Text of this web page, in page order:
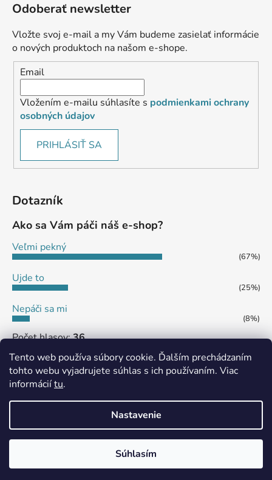
Tento web používa súbory cookie. Ďalším prechádzaním
tohto webu vyjadrujete súhlas s ich používaním. Viac
informáciítu.
Nastavenie
Súhlasím
Odoberať newsletter
Vložte svoj e-mail a my Vám budeme zasielať informácie
o nových produktoch na našom e-shope.
Email
Vložením e-mailu súhlasíte s podmienkami ochrany
osobných údajov
PRIHLÁSIŤ SA
Dotazník
Ako sa Vám páči náš e-shop?
Veľmi pekný
(67%)
Ujde to
(25%)
Nepáči sa mi
(8%)
Počet hlasov:36
MôjPrvýEshop.sk Shoptet.sk
Vytvoril Shoptet
eshop SHS JAMES
vyhradené.